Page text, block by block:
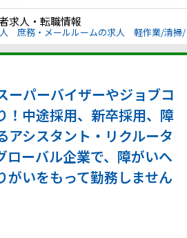
求人・転職情報
庶務・メールルームの求人 軽作業/清掃
ーパーバイザーやジョブコ
！中途採用、新卒採用、障
アシスタント・リクルータ
ローバル企業で、障がいへ
がいをもって勤務しません